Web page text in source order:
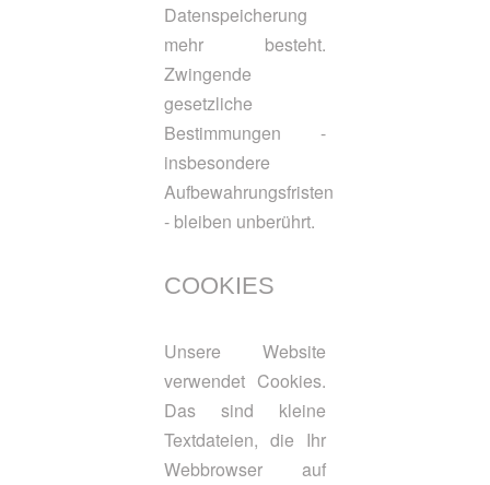
Datenspeicherung
mehr besteht.
Zwingende
gesetzliche
Bestimmungen -
insbesondere
Aufbewahrungsfristen
- bleiben unberührt.
COOKIES
Unsere Website
verwendet Cookies.
Das sind kleine
Textdateien, die Ihr
Webbrowser auf